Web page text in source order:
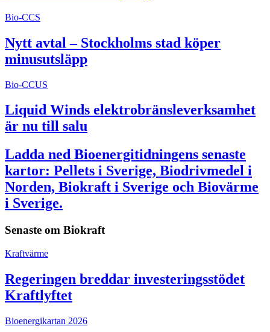
Bio-CCS
Nytt avtal – Stockholms stad köper
minusutsläpp
Bio-CCUS
Liquid Winds elektrobränsleverksamhet
är nu till salu
Ladda ned Bioenergitidningens senaste
kartor: Pellets i Sverige, Biodrivmedel i
Norden, Biokraft i Sverige och Biovärme
i Sverige.
Senaste om Biokraft
Kraftvärme
Regeringen breddar investeringsstödet
Kraftlyftet
Bioenergikartan 2026